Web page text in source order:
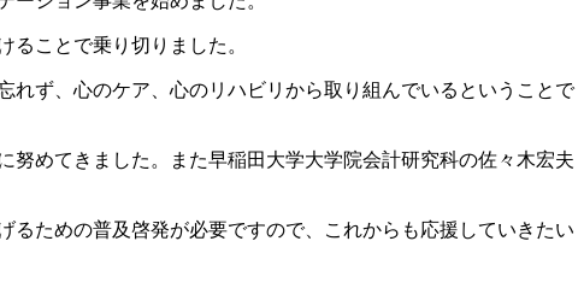
ことで乗り切りました。
ず、心のケア、心のリハビリから取り組んでいるということで
めてきました。また早稲田大学大学院会計研究科の佐々木宏夫
ための普及啓発が必要ですので、これからも応援していきたい